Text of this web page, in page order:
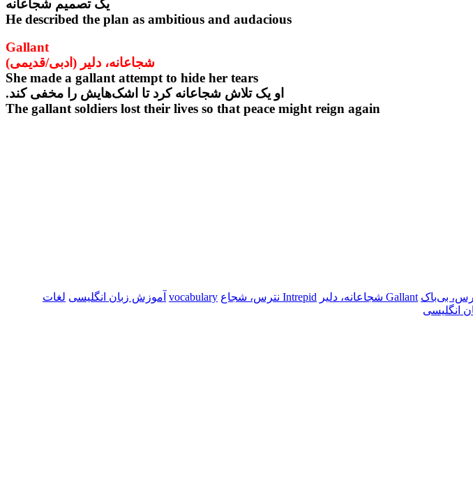
یک تصمیم شجاعانه
He described the plan as ambitious and audacious
Gallant
شجاعانه، دلیر (ادبی/قدیمی)
She made a gallant attempt to hide her tears
او یک تلاش شجاعانه کرد تا اشک‌هایش را مخفی کند.
The gallant soldiers lost their lives so that peace might reign again
Gallant شجاعانه، دلیر Intrepid نترس، شجاع vocabulary آموزش زبان انگلیسی لغات
انگلیسی